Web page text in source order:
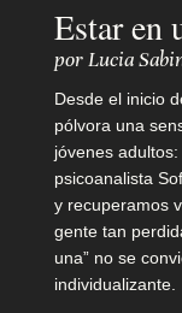
o
Q
u
i
é
Estar en
porLucia
Desde el inicio
pólvora una
jóvenes
psicoanalista
y recuperamos
gente tan
una” no se
individualizante.